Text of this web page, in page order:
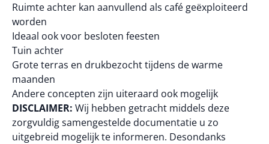
Ruimte achter kan aanvullend als café geëxploiteerd
worden
Ideaal ook voor besloten feesten
Tuin achter
Grote terras en drukbezocht tijdens de warme
maanden
Andere concepten zijn uiteraard ook mogelijk
DISCLAIMER: Wij hebben getracht middels deze
zorgvuldig samengestelde documentatie u zo
uitgebreid mogelijk te informeren. Desondanks